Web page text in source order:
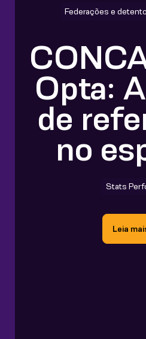
Federações e
Opta:
de
no
Stats
Leia